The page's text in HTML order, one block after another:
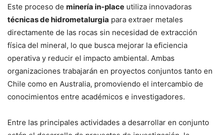
Este proceso de minería in-place utiliza innovadoras
técnicas de hidrometalurgia para extraer metales
directamente de las rocas sin necesidad de extracción
física del mineral, lo que busca mejorar la eficiencia
operativa y reducir el impacto ambiental. Ambas
organizaciones trabajarán en proyectos conjuntos tanto en
Chile como en Australia, promoviendo el intercambio de
conocimientos entre académicos e investigadores.
Entre las principales actividades a desarrollar en conjunto